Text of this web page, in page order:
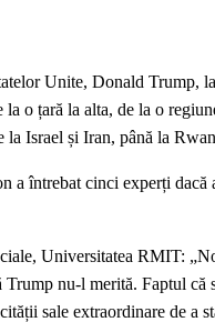
Unite, Donald Trump,
o țară la alta, de la o
Israel și Iran, până la
întrebat cinci experți dacă
Universitatea RMIT:
nu-l merită. Faptul că
sale extraordinare de a